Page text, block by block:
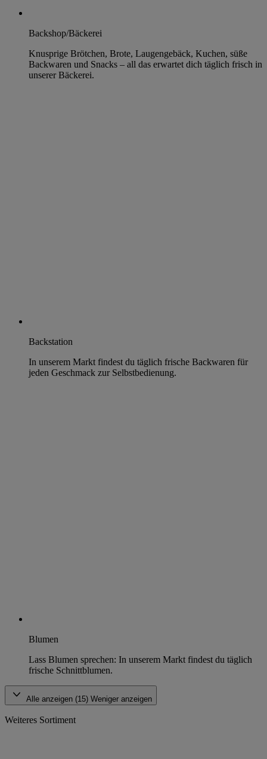
Backshop/Bäckerei
Knusprige Brötchen, Brote, Laugengebäck, Kuchen, süße
Backwaren und Snacks – all das erwartet dich täglich frisch in
unserer Bäckerei.
Backstation
In unserem Markt findest du täglich frische Backwaren für
jeden Geschmack zur Selbstbedienung.
Blumen
Lass Blumen sprechen: In unserem Markt findest du täglich
frische Schnittblumen.
Alle anzeigen (15) Weniger anzeigen
Weiteres Sortiment